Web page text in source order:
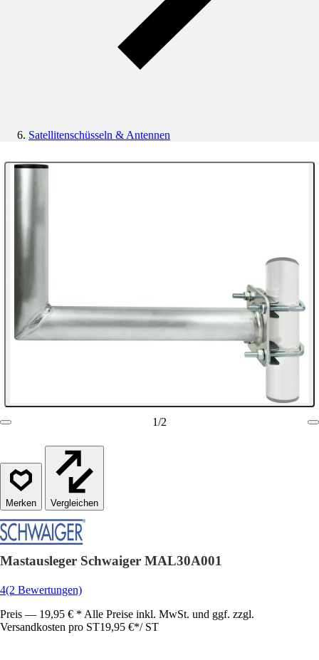
Satellitenschüsseln & Antennen
1/2
Vergleichen
Mastausleger Schwaiger MAL30A001
4(2 Bewertungen)
Preis — 19,95 € * Alle Preise inkl. MwSt. und ggf. zzgl.
Versandkosten pro ST19,95 €*/ ST